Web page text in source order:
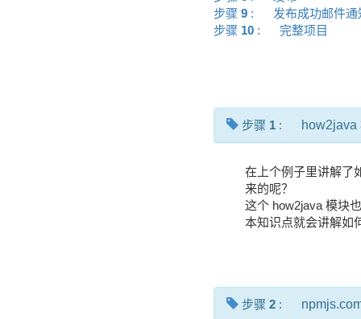
步骤 9 :
发布成功邮件
步骤 10 : 完整项目
步骤 1 : how2java
在上个例子里讲解了
来的呢？
这个 how2java 模块
本知识点就会讲解如
步骤 2 :